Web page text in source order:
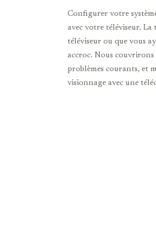
Configurer votre
avec votre téléviseur. La
téléviseur ou que vous
accroc. Nous
problèmes courants, et
visionnage avec une